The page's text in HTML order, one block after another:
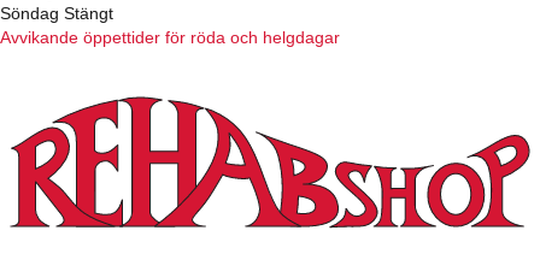
Söndag Stängt
Avvikande öppettider för röda och helgdagar